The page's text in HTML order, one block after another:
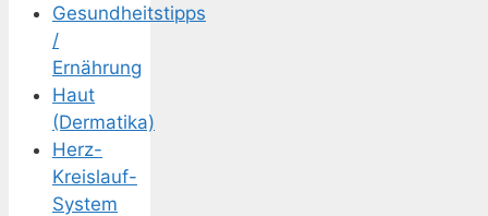
Gesundheitstipps
/
Ernährung
Haut
(Dermatika)
Herz-
Kreislauf-
System